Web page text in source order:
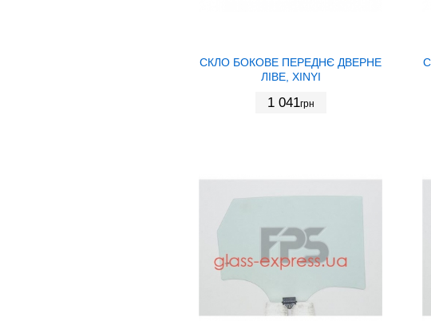
СКЛО БОКОВЕ ПЕРЕДНЄ ДВЕРНЕ
ЛІВЕ, XINYI
1 041грн